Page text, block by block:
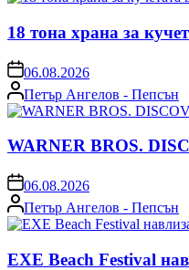
18 тона храна за
on06.08.2026
Posted
by
Петър Ангелов - Пепсън
WARNER BROS.
on06.08.2026
Posted
by
Петър Ангелов - Пепсън
EXE Beach Festival